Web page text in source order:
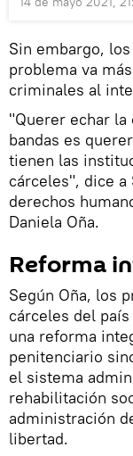
Sin embargo,
problema va
criminales al
"Querer echar la
bandas es
tienen las
cárceles", dice a
derechos
Daniela Oña.
Reforma
Según Oña, los
cárceles del
una reforma
penitenciario
el sistema
rehabilitación
administración
libertad.